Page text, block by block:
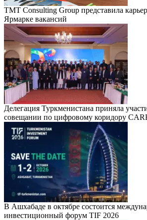
TMT Consulting Group представила
Ярмарке вакансий
Делегация Туркменистана приняла
совещании по цифровому коридору
В Ашхабаде в октябре состоится
инвестиционный форум TIF 2026